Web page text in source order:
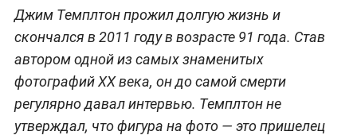
Джим Темплтон прожил долгую жизнь и
скончался в 2011 году в возрасте 91 года. Став
автором одной из самых знаменитых
фотографий ХХ века, он до самой смерти
регулярно давал интервью. Темплтон не
утверждал, что фигура на фото — это пришелец